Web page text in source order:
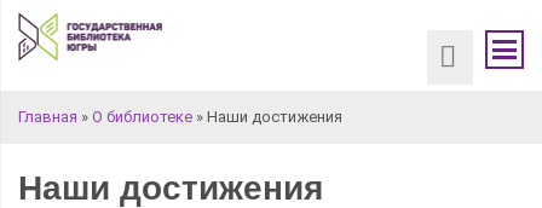
Вы здесь
Главная » О библиотеке » Наши достижения
Наши достижения